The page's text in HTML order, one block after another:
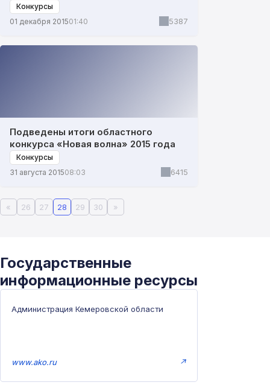
Конкурсы
01 декабря 201501:40 5387
Подведены итоги областного
конкурса «Новая волна» 2015 года
Конкурсы
31 августа 201508:03 6415
« 26 27 28 29 30 »
Государственные
информационные ресурсы
Администрация Кемеровской области
www.ako.ru ↗